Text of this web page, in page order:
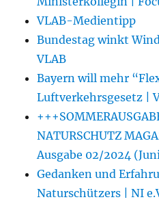
VLAB-Medientipp
Bundestag winkt
VLAB
Bayern will mehr
Luftverkehrsgesetz |
NATURSCHUTZ
Ausgabe 02/2024
Gedanken und
Naturschützers | NI